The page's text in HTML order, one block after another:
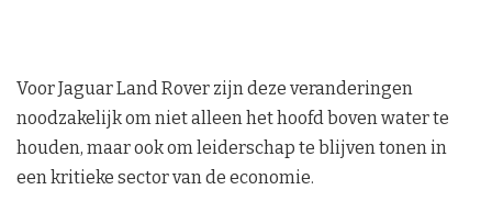
Voor Jaguar Land Rover zijn deze veranderingen
noodzakelijk om niet alleen het hoofd boven water te
houden, maar ook om leiderschap te blijven tonen in
een kritieke sector van de economie.